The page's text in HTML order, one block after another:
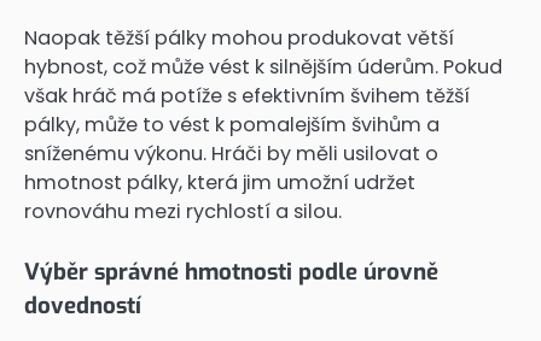
Naopak těžší pálky mohou produkovat větší
hybnost, což může vést k silnějším úderům. Pokud
však hráč má potíže s efektivním švihem těžší
pálky, může to vést k pomalejším švihům a
sníženému výkonu. Hráči by měli usilovat o
hmotnost pálky, která jim umožní udržet
rovnováhu mezi rychlostí a silou.
Výběr správné hmotnosti podle úrovně
dovedností